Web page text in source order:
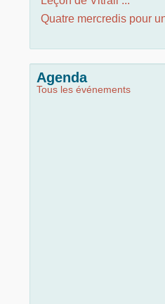
Quatre mercredis pour
Agenda
Tous les événements